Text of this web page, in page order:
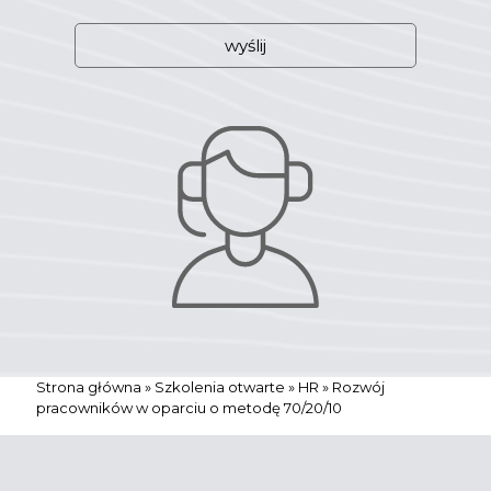
W
b
Strona główna » Szkolenia otwarte » HR » Rozwój
pracowników w oparciu o metodę 70/20/10